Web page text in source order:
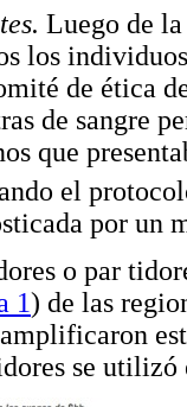
Luego de
los
de ética
de sangre
que
el
por un
o par
1) de las
se